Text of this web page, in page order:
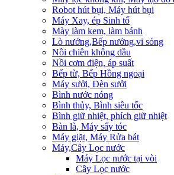
Robot hút bụi, Máy hút bụi
Máy Xay, ép Sinh tố
Mày làm kem, làm bánh
Lò nướng,Bếp nướng,vi sóng
Nồi chiên không dầu
Nồi cơm điện, áp suất
Bếp từ, Bếp Hồng ngoại
Máy sưởi, Đèn sưởi
Bình nước nóng
Bình thủy, Bình siêu tốc
Bình giữ nhiệt, phích giữ nhiệt
Bàn là, Máy sấy tóc
Máy giặt, Máy Rửa bát
Máy,Cây Lọc nước
Máy Lọc nước tại vòi
Cây Lọc nước